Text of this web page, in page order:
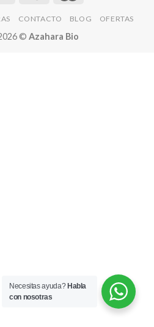
CONTACTO BLOG OFERTAS
© Azahara Bio
Necesitas ayuda? Habla
con nosotras